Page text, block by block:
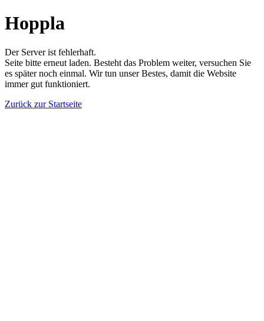
Hoppla
Der Server ist fehlerhaft.
Seite bitte erneut laden. Besteht das Problem weiter, versuchen Sie
es später noch einmal. Wir tun unser Bestes, damit die Website
immer gut funktioniert.
Zurück zur Startseite